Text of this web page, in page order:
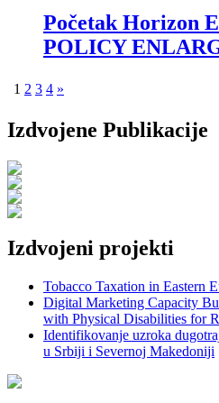
Početak Horizon
POLICY
1 2 3 4 »
Izdvojene Publikacije
Izdvojeni projekti
Tobacco Taxation in Eastern
Digital Marketing Capacity
with Physical Disabilities for
Identifikovanje uzroka
u Srbiji i Severnoj Makedoniji